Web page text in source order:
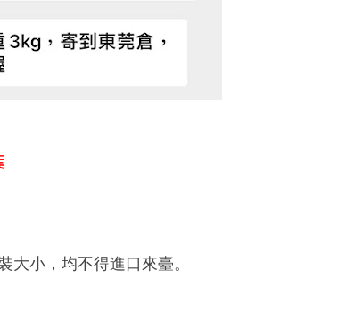
大小，均不得進口來臺。